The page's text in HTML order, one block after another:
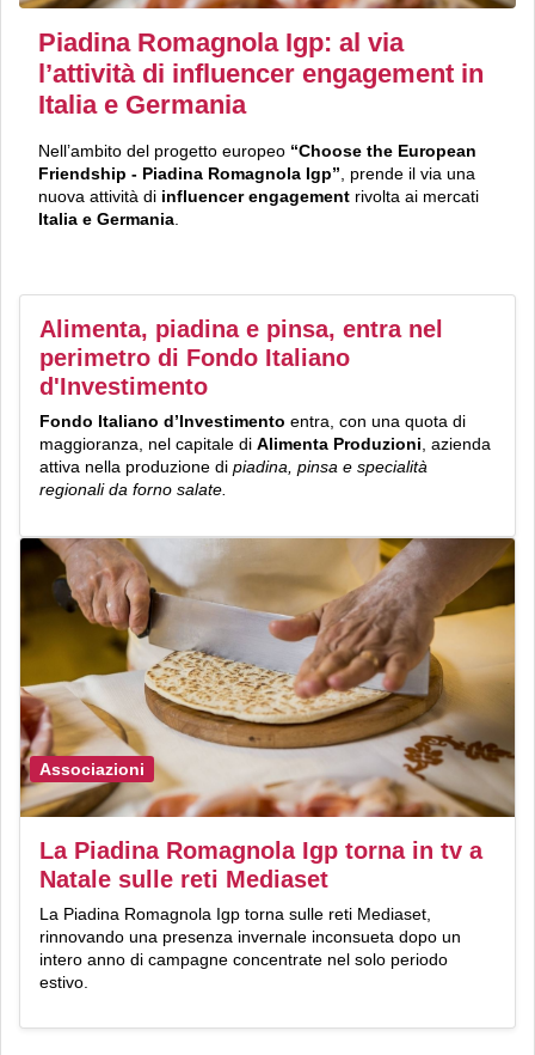
Piadina Romagnola Igp: al via
l’attività di influencer engagement in
Italia e Germania
Nell’ambito del progetto europeo “Choose the European
Friendship - Piadina Romagnola Igp” , prende il via una
nuova attività di influencer engagement rivolta ai mercati
Italia e Germania
Alimenta, piadina e pinsa, entra nel
perimetro di Fondo Italiano
d'Investimento
Fondo Italiano d’Investimento entra, con una quota di
maggioranza, nel capitale di Alimenta Produzioni , azienda
attiva nella produzione di piadina, pinsa e specialità
regionali da forno salate.
Associazioni
La Piadina Romagnola Igp torna in tv a
Natale sulle reti Mediaset
La Piadina Romagnola Igp torna sulle reti Mediaset,
rinnovando una presenza invernale inconsueta dopo un
intero anno di campagne concentrate nel solo periodo
estivo.